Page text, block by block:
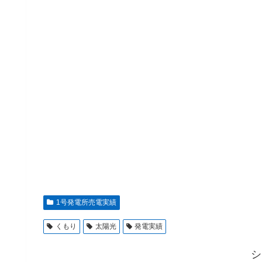
1号発電所売電実績
くもり 太陽光 発電実績